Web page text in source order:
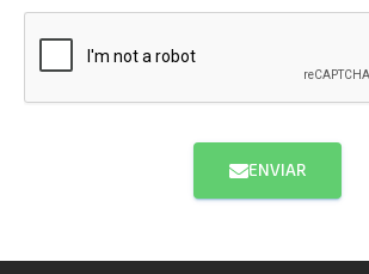
ENVIAR